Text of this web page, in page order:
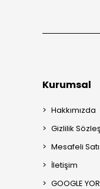
Kurumsal
Hakkımızda
Gizlilik
Mesafeli
İletişim
GOOGLE